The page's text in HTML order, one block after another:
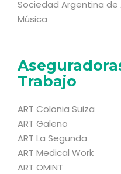
Sociedad Argentina
Música
Trabajo
ART Colonia Suiza
ART Galeno
ART La Segunda
ART Medical Work
ART OMINT